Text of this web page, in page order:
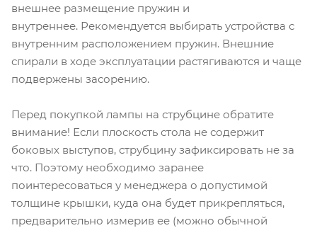
внешнее размещение пружин и
внутреннее. Рекомендуется выбирать устройства с
внутренним расположением пружин. Внешние
спирали в ходе эксплуатации растягиваются и чаще
подвержены засорению.
Перед покупкой лампы на струбцине обратите
внимание! Если плоскость стола не содержит
боковых выступов, струбцину зафиксировать не за
что. Поэтому необходимо заранее
поинтересоваться у менеджера о допустимой
толщине крышки, куда она будет прикрепляться,
предварительно измерив ее (можно обычной